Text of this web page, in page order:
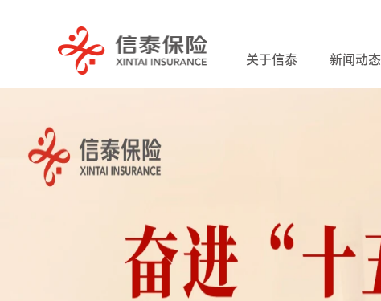
关于信泰 新闻动态